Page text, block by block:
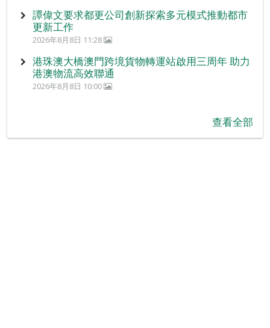
譚偉文要求都更公司創新探索多元模式推動都市
更新工作
2026年8月8日 11:28
港珠澳大橋澳門跨境貨物轉運站啟用三周年 助力
港澳物流高效聯通
2026年8月8日 10:00
查看全部